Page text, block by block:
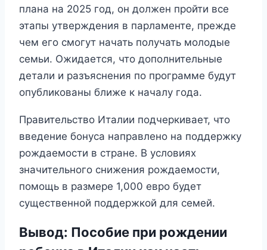
плана на 2025 год, он должен пройти все
этапы утверждения в парламенте, прежде
чем его смогут начать получать молодые
семьи. Ожидается, что дополнительные
детали и разъяснения по программе будут
опубликованы ближе к началу года.
Правительство Италии подчеркивает, что
введение бонуса направлено на поддержку
рождаемости в стране. В условиях
значительного снижения рождаемости,
помощь в размере 1,000 евро будет
существенной поддержкой для семей.
Вывод: Пособие при рождении